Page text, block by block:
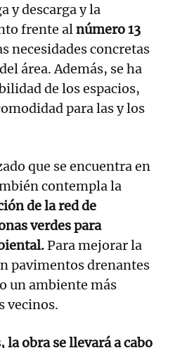
y descarga y la
frente alnúmero 13
necesidades concretas
área. Además, se ha
de los espacios,
para las y los
que se encuentra en
contempla la
de la red de
verdes para
Para mejorar la
pavimentos drenantes
un ambiente más
vecinos.
la obra se llevará a cabo